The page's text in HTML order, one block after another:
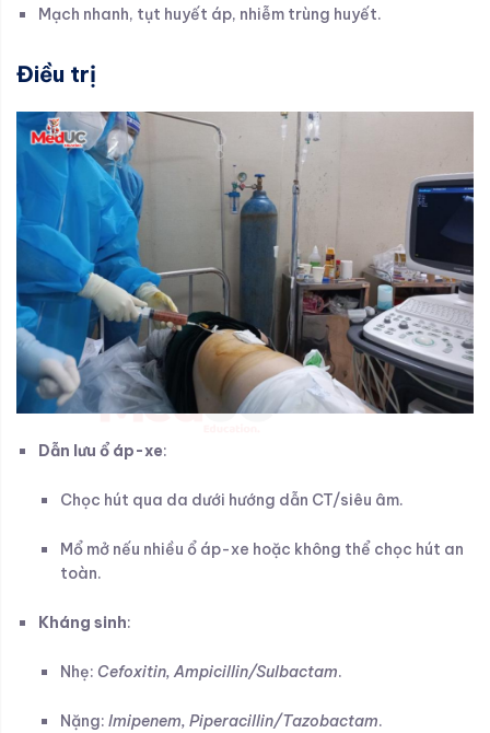
Mạch nhanh, tụt huyết áp, nhiễm trùng huyết.
Điều trị
Dẫn lưu ổ áp-xe:
Chọc hút qua da dưới hướng dẫn CT/siêu âm.
Mổ mở nếu nhiều ổ áp-xe hoặc không thể chọc hút an
toàn.
Kháng sinh:
Nhẹ: Cefoxitin, Ampicillin/Sulbactam.
Nặng: Imipenem, Piperacillin/Tazobactam.